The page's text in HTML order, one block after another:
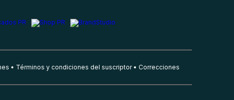
Términos y condiciones del suscriptor Correcciones